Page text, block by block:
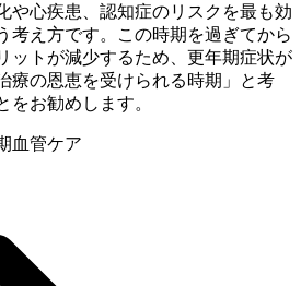
や心疾患、認知症のリスクを最も効
考え方です。この時期を過ぎてから
ットが減少するため、更年期症状が
療の恩恵を受けられる時期」と考
をお勧めします。
血管ケア